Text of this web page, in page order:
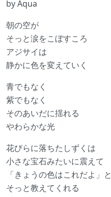
by Aqua
朝の空が
そっと涙をこぼすころ
アジサイは
静かに色を変えていく
青でもなく
紫でもなく
そのあいだに揺れる
やわらかな光
花びらに落ちたしずくは
小さな宝石みたいに震えて
「きょうの色はこれだよ」と
そっと教えてくれる